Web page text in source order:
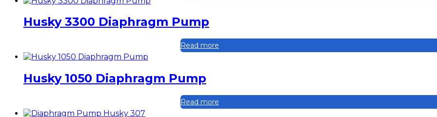
Husky 3300 Diaphragm Pump
Read more
Husky 1050 Diaphragm Pump
Read more